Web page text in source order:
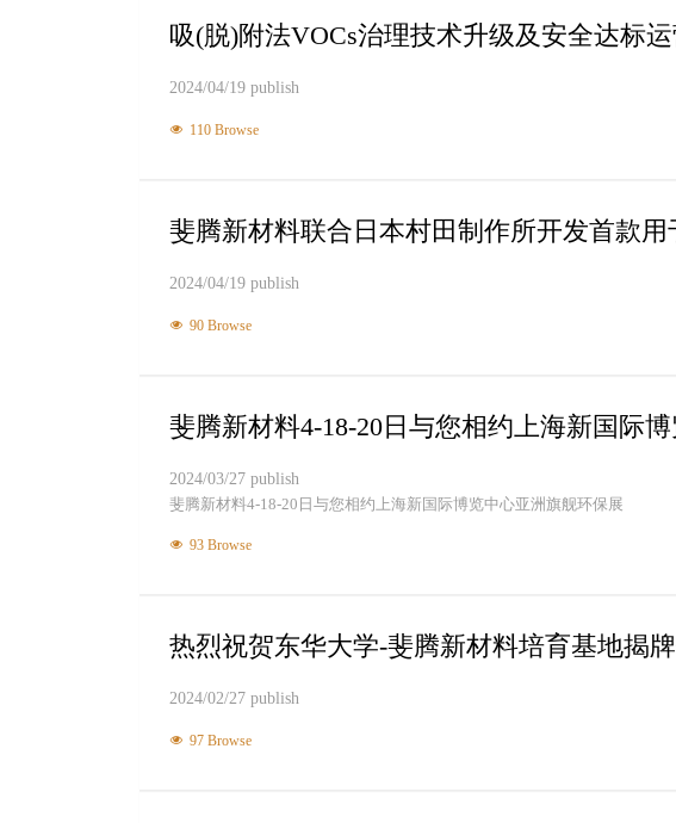
吸(脱)附法VOCs治理技术升级及安全达标
2024/04/19 publish
110 Browse
斐腾新材料联合日本村田制作所开发首款
2024/04/19 publish
90 Browse
斐腾新材料4-18-20日与您相约上海新国际
2024/03/27 publish
斐腾新材料4-18-20日与您相约上海新国际博览中心亚洲旗舰环保展
93 Browse
热烈祝贺东华大学-斐腾新材料培育基地揭
2024/02/27 publish
97 Browse